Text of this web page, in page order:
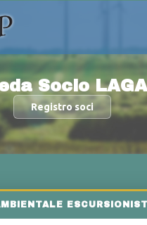
Socio
Registro soci